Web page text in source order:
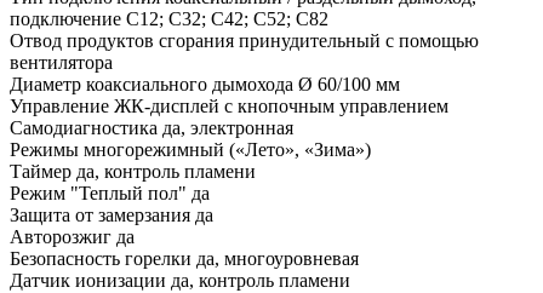
подключение C12; C32; C42; C52; C82
Отвод продуктов сгорания принудительный с помощью
вентилятора
Диаметр коаксиального дымохода Ø 60/100 мм
Управление ЖК-дисплей с кнопочным управлением
Самодиагностика да, электронная
Режимы многорежимный («Лето», «Зима»)
Таймер да, контроль пламени
Режим "Теплый пол" да
Защита от замерзания да
Авторозжиг да
Безопасность горелки да, многоуровневая
Датчик ионизации да, контроль пламени